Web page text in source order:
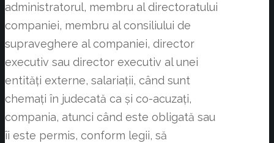
administratorul, membru al directoratului
companiei, membru al consiliului de
supraveghere al companiei, director
executiv sau director executiv al unei
entități externe, salariații, când sunt
chemați în judecată ca și co-acuzați,
compania, atunci când este obligată sau
îi este permis, conform legii, să